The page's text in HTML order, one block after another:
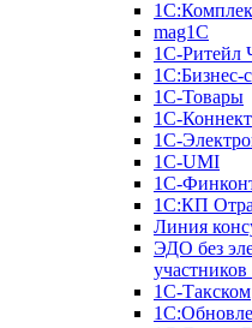
mag1C
1С-Ритейл
1С:Бизнес-
1С-Товары
1С-Коннект
1С-
1C-UMI
1С-
1С:КП
Линия
ЭДО без
1С-Такском